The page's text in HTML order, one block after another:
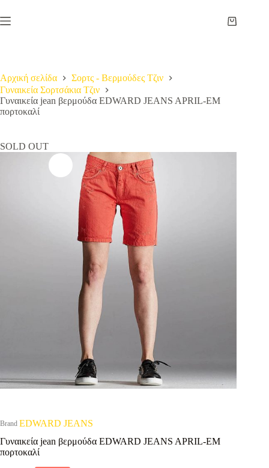
στο
περιεχόμενο
Καλάθι
Αρχική σελίδα
Σορτς - Βερμούδες Τζιν
Γυναικεία Σορτσάκια Τζιν
Γυναικεία jean βερμούδα EDWARD JEANS APRIL-EM
πορτοκαλί
SOLD OUT
Brand EDWARD JEANS
Γυναικεία jean βερμούδα EDWARD JEANS APRIL-EM
πορτοκαλί